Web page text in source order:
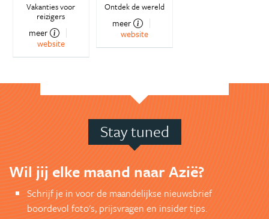
Vakanties voor
reizigers
meer
website
Ontdek de wereld
meer
website
Stay tuned
Wil jij elke maand naar Azië?
Schrijf je in voor de maandelijkse nieuwsbrief
boordevol foto's, prijsvragen en insider tips.